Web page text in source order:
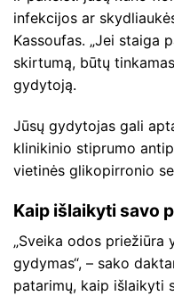
infekcijos ar
Kassoufas. „Jei staiga
skirtumą, būtų
gydytoją.
Jūsų gydytojas gali
klinikinio stiprumo
vietinės glikopirronio
Kaip išlaikyti savo
„Sveika odos priežiūra
gydymas“, – sako
patarimų, kaip išlaikyti